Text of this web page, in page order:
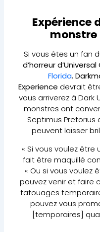
Expérience
monstre
Si vous êtes un fan
d’horreur
Florida,
Experience devrait
vous arriverez à Dark
monstres ont
Septimus Pretorius
peuvent laisser
« Si vous voulez être
fait être maquillé
« Ou si vous voulez
pouvez venir et faire
tatouages
pouvez vous
[temporaires]